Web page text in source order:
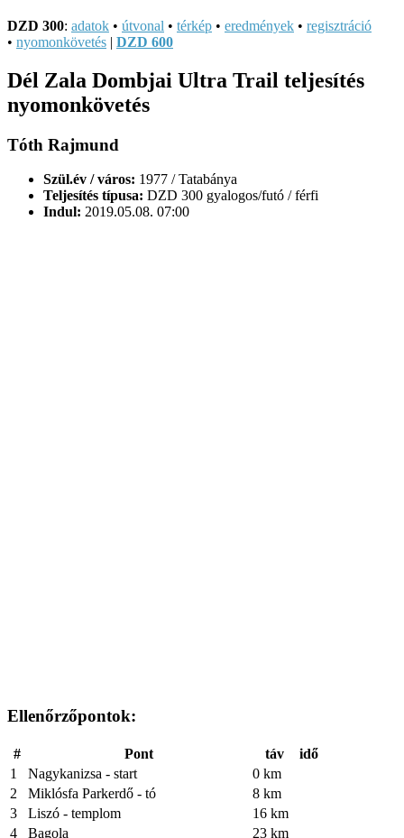
DZD 300: adatok • útvonal • térkép • eredmények • regisztráció
• nyomonkövetés | DZD 600
Dél Zala Dombjai Ultra Trail teljesítés
nyomonkövetés
Tóth Rajmund
Szül.év / város: 1977 / Tatabánya
Teljesítés típusa: DZD 300 gyalogos/futó / férfi
Indul: 2019.05.08. 07:00
Ellenőrzőpontok:
# Pont táv
idő
1
Nagykanizsa - start
0 km
2
Miklósfa Parkerdő - tó
8 km
3
Liszó - templom
16 km
4
Bagola 23 km